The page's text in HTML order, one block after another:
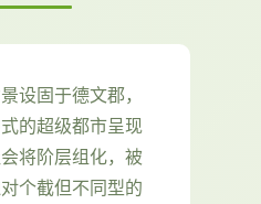
设固于德文郡，
的超级都市呈现
将阶层组化，被
个截但不同型的